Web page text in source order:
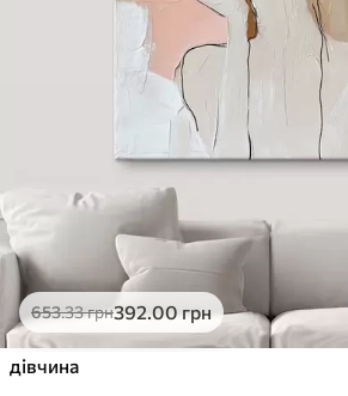
653.33грн392.00 грн
дівчина